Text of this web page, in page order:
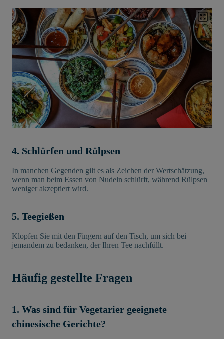
4. Schlürfen und Rülpsen
In manchen Gegenden gilt es als Zeichen der Wertschätzung,
wenn man beim Essen von Nudeln schlürft, während Rülpsen
weniger akzeptiert wird.
5. Teegießen
Klopfen Sie mit den Fingern auf den Tisch, um sich bei
jemandem zu bedanken, der Ihren Tee nachfüllt.
Häufig gestellte Fragen
1. Was sind für Vegetarier geeignete
chinesische Gerichte?